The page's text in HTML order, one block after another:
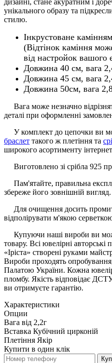
унікального образу та
стилю.
Інкрустоване
(Відтінок каміння
від настройок вашого
Довжина 40 см, вага
Довжина 45 см, вага
Довжина 50см, вага
Вага може незначно
деталі при оформленні
У комплект до цепочки ви
браслет такого ж плетіння та
широкого асортименту
Виготовлено зі срібла 925
Пам'ятайте, правильна
збереже його зовнішній вигляд.
Для очищення досить
відполірувати м'якою
Купуючи наші вироби ви
товару. Всі ювелірні
«Іріста» створені руками
Вироби проходять
Палатою України. Кожна
пломбу. Якість відповідає
ви отримуєте гарантію.
Характеристики
Опции
Вага від 2,2г
Вставка Кубічний цирконій
Плетіння Якір
Купити в один клік